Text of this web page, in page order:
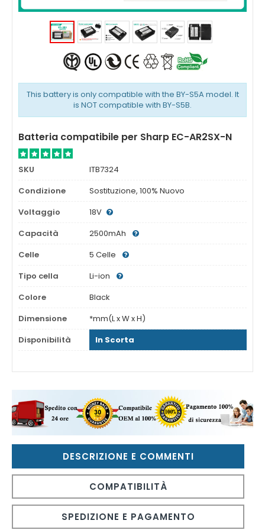
This battery is only compatible with the BY-S5A model. It
is NOT compatible with BY-S5B.
Batteria compatibile per Sharp EC-AR2SX-N
SKU
ITB7324
Condizione
Sostituzione, 100% Nuovo
Voltaggio
18V
Capacità
2500mAh
Celle
5 Celle
Tipo cella
Li-ion
Colore
Black
Dimensione
*mm(L x W x H)
Disponibilità
In Scorta
DESCRIZIONE E COMMENTI
COMPATIBILITÀ
SPEDIZIONE E PAGAMENTO